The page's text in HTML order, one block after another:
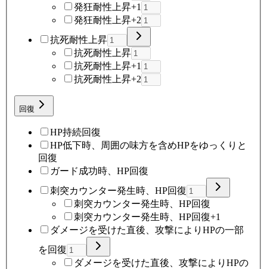
発狂耐性上昇+1
発狂耐性上昇+2
抗死耐性上昇
抗死耐性上昇
抗死耐性上昇+1
抗死耐性上昇+2
回復
HP持続回復
HP低下時、周囲の味方を含めHPをゆっくりと
回復
ガード成功時、HP回復
刺突カウンター発生時、HP回復
刺突カウンター発生時、HP回復
刺突カウンター発生時、HP回復+1
ダメージを受けた直後、攻撃によりHPの一部
を回復
ダメージを受けた直後、攻撃によりHPの